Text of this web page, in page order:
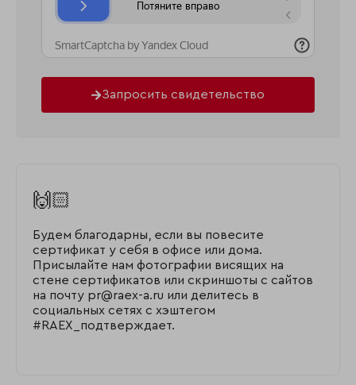
Запросить свидетельство
🙌🏻
Будем благодарны, если вы повесите
сертификат у себя в офисе или дома.
Присылайте нам фотографии висящих на
стене сертификатов или скриншоты с сайтов
на почту pr@raex-a.ru или делитесь в
социальных сетях с хэштегом
#RAEX_подтверждает.